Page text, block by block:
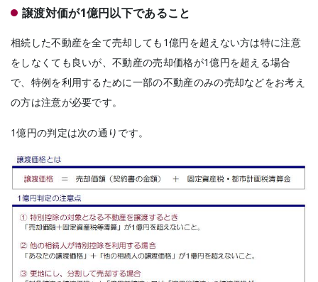
譲渡対価が1億円以下であること
相続した不動産を全て売却しても1億円を超えない方は特に注意
をしなくても良いが、不動産の売却価格が1億円を超える場合
で、特例を利用するために一部の不動産のみの売却などをお考え
の方は注意が必要です。
1億円の判定は次の通りです。